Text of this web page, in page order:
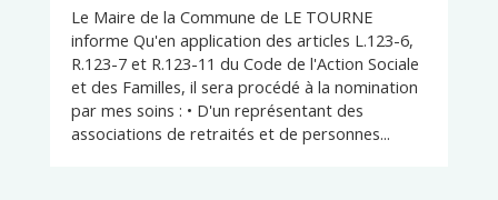
Le Maire de la Commune de LE TOURNE
informe Qu'en application des articles L.123-6,
R.123-7 et R.123-11 du Code de l'Action Sociale
et des Familles, il sera procédé à la nomination
par mes soins : • D'un représentant des
associations de retraités et de personnes...